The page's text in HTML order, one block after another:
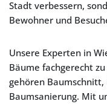
Stadt verbessern,
Bewohner und
Unsere Experten in
Bäume fachgerecht
gehören
Baumsanierung. Mit